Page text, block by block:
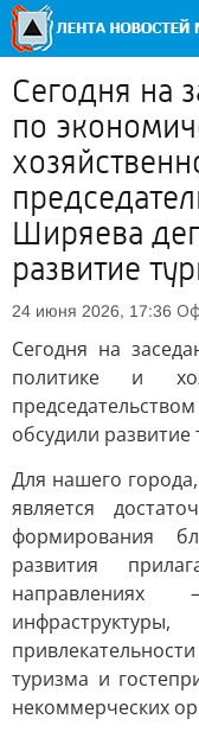
Сегодня на
по
Ширяева
развитие
24 июня 2026, 17:36
Сегодня на
политике и
обсудили
Для нашего
является
формирования
развития
направлениях
туризма и
некоммерческих